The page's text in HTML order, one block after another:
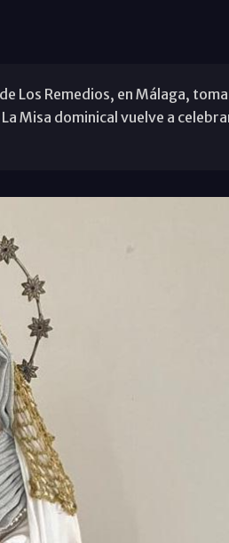
Los Remedios, en Málaga, toma
Misa dominical vuelve a